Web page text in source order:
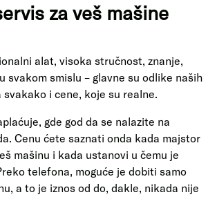
za veš mašine
alat, visoka stručnost, znanje,
svakom smislu – glavne su odlike naših
svakako i cene, koje su realne.
gde god da se nalazite na
Cenu ćete saznati onda kada majstor
mašinu i kada ustanovi u čemu je
telefona, moguće je dobiti samo
a to je iznos od do, dakle, nikada nije